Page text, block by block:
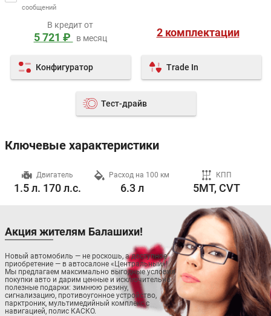
сообщений
2 комплектации
Конфигуратор Trade In
Тест-драйв
В кредит от
5 721 ₽ в месяц
Ключевые характеристики
Двигатель
1.5 л. 170 л.с.
Расход на 100 км
6.3 л
КПП
5MT, CVT
Акция жителям Балашихи!
Новый автомобиль — не роскошь, а доступное
приобретение — в автосалоне «Центральный»!
Мы предлагаем максимально выгодные условия
покупки авто и дарим ценные и исключительно
полезные подарки: зимнюю резину,
сигнализацию, противоугонное устройство,
парктроник, мультимедийный комплекс с
навигацией, полис КАСКО.